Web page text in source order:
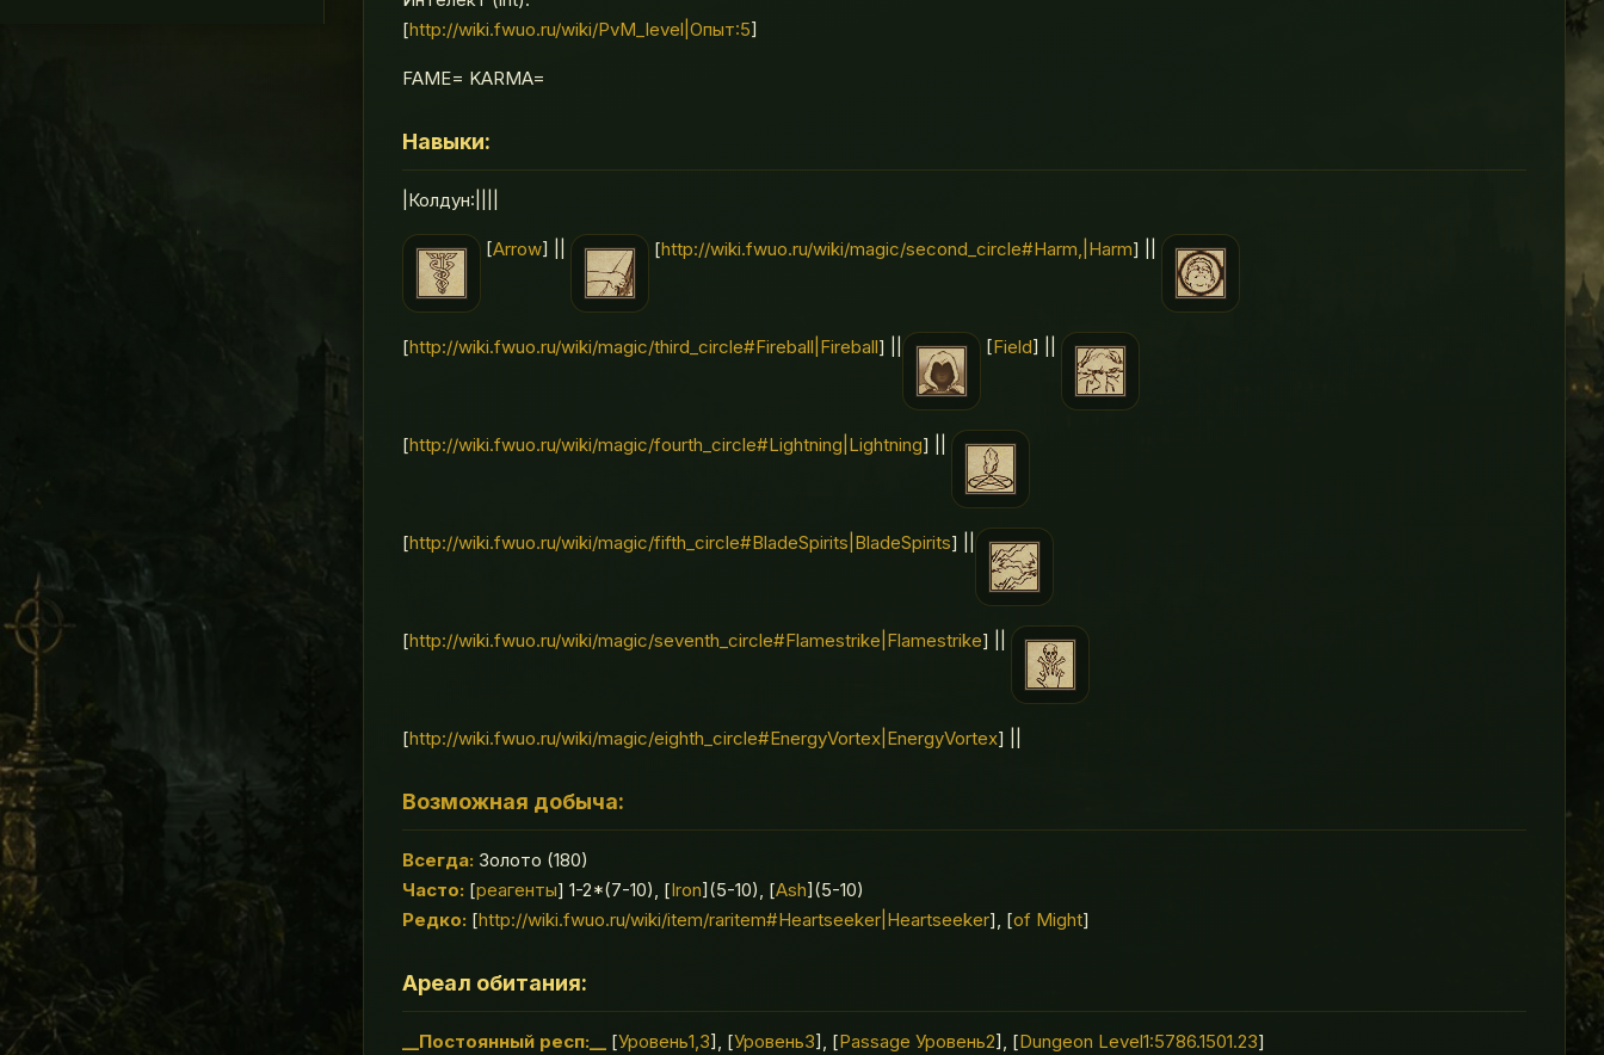
[http://wiki.fwuo.ru/wiki/PvM_level|Опыт:5]
FAME= KARMA=
Навыки:
|Колдун:||||
[Arrow] || [http://wiki.fwuo.ru/wiki/magic/second_circle#Harm,|Harm] ||
[http://wiki.fwuo.ru/wiki/magic/third_circle#Fireball|Fireball] || [Field] ||
[http://wiki.fwuo.ru/wiki/magic/fourth_circle#Lightning|Lightning] ||
[http://wiki.fwuo.ru/wiki/magic/fifth_circle#BladeSpirits|BladeSpirits] ||
[http://wiki.fwuo.ru/wiki/magic/seventh_circle#Flamestrike|Flamestrike] ||
[http://wiki.fwuo.ru/wiki/magic/eighth_circle#EnergyVortex|EnergyVortex] ||
Возможная добыча:
Всегда: Золото (180)
Часто: [реагенты] 1-2*(7-10), [Iron](5-10), [Ash](5-10)
Редко: [http://wiki.fwuo.ru/wiki/item/raritem#Heartseeker|Heartseeker], [of Might]
Ареал обитания:
__Постоянный респ:__ [Уровень1,3], [Уровень3], [Passage Уровень2], [Dungeon Level1:5786.1501.23]